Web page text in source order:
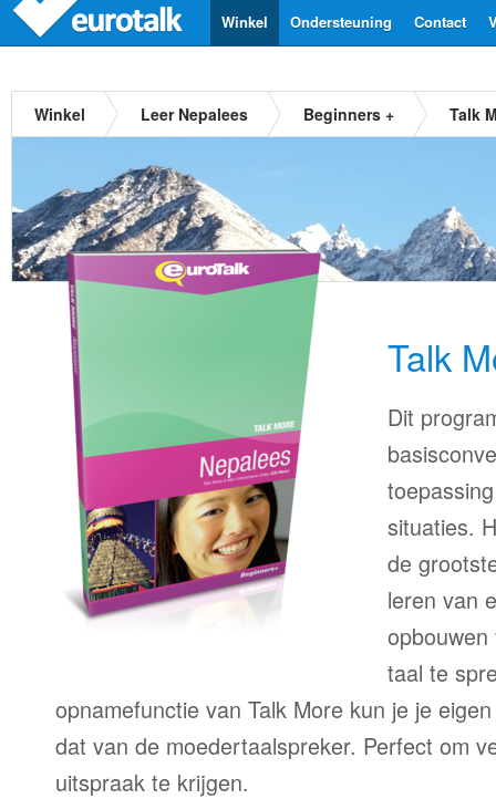
Contact
Ondersteuning
Winkel
Winkel Leer Nepalees Beginners + Talk
Talk
Dit
situaties.
de
leren van
taal te
opnamefunctie van Talk More kun je je
dat van de moedertaalspreker. Perfect om
uitspraak te krijgen.